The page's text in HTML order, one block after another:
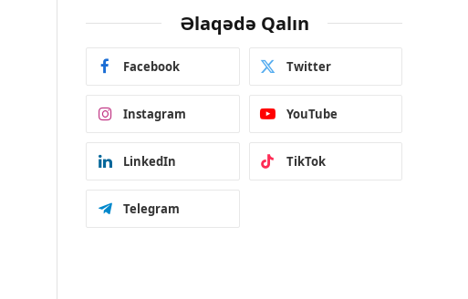
Əlaqədə Qalın
Facebook Twitter
Instagram YouTube
LinkedIn TikTok
Telegram